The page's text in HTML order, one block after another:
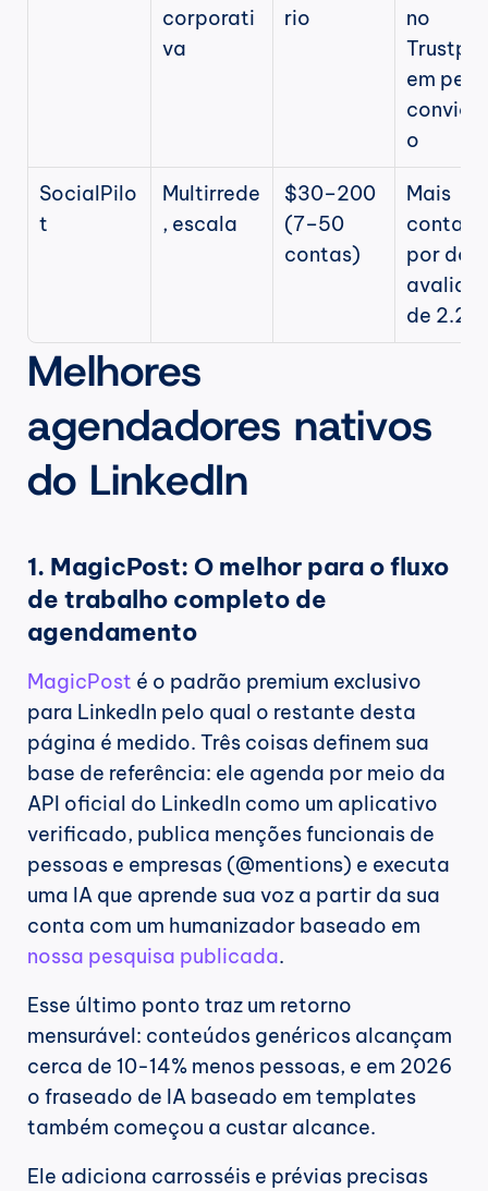
corporati
va
rio
no
em
o
SocialPilo
t
Multirrede
, escala
$30–200
(7–50
contas)
Mais
contas
por
de 2.2/
Melhores
agendadores nativos
do LinkedIn
1. MagicPost: O melhor para o fluxo
de trabalho completo de
agendamento
MagicPost é o padrão premium exclusivo
para LinkedIn pelo qual o restante desta
página é medido. Três coisas definem sua
base de referência: ele agenda por meio da
API oficial do LinkedIn como um aplicativo
verificado, publica menções funcionais de
pessoas e empresas (@mentions) e executa
uma IA que aprende sua voz a partir da sua
nossa pesquisa publicada.
Esse último ponto traz um retorno
mensurável: conteúdos genéricos alcançam
cerca de 10-14% menos pessoas, e em 2026
o fraseado de IA baseado em templates
também começou a custar alcance.
Ele adiciona carrosséis e prévias precisas